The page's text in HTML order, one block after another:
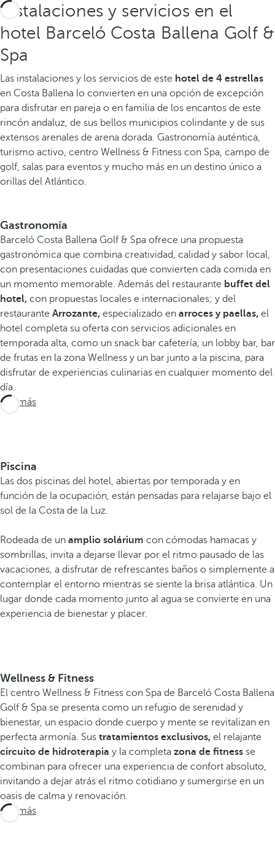
Instalaciones y servicios en el
hotel Barceló Costa Ballena Golf &
Spa
Las instalaciones y los servicios de este hotel de 4 estrellas
en Costa Ballena lo convierten en una opción de excepción
para disfrutar en pareja o en familia de los encantos de este
rincón andaluz, de sus bellos municipios colindante y de sus
extensos arenales de arena dorada. Gastronomía auténtica,
turismo activo, centro Wellness & Fitness con Spa, campo de
golf, salas para eventos y mucho más en un destino único a
orillas del Atlántico.
Gastronomía
Barceló Costa Ballena Golf & Spa ofrece una propuesta
gastronómica que combina creatividad, calidad y sabor local,
con presentaciones cuidadas que convierten cada comida en
un momento memorable. Además del restaurante buffet del
hotel, con propuestas locales e internacionales; y del
restaurante Arrozante, especializado en arroces y paellas, el
hotel completa su oferta con servicios adicionales en
temporada alta, como un snack bar cafetería, un lobby bar, bar
de frutas en la zona Wellness y un bar junto a la piscina, para
disfrutar de experiencias culinarias en cualquier momento del
día.
Ver más
Piscina
Las dos piscinas del hotel, abiertas por temporada y en
función de la ocupación, están pensadas para relajarse bajo el
sol de la Costa de la Luz.
Rodeada de un amplio solárium con cómodas hamacas y
sombrillas, invita a dejarse llevar por el ritmo pausado de las
vacaciones, a disfrutar de refrescantes baños o simplemente a
contemplar el entorno mientras se siente la brisa atlántica. Un
lugar donde cada momento junto al agua se convierte en una
experiencia de bienestar y placer.
Wellness & Fitness
El centro Wellness & Fitness con Spa de Barceló Costa Ballena
Golf & Spa se presenta como un refugio de serenidad y
bienestar, un espacio donde cuerpo y mente se revitalizan en
perfecta armonía. Sus tratamientos exclusivos, el relajante
circuito de hidroterapia y la completa zona de fitness se
combinan para ofrecer una experiencia de confort absoluto,
invitando a dejar atrás el ritmo cotidiano y sumergirse en un
oasis de calma y renovación.
Ver más